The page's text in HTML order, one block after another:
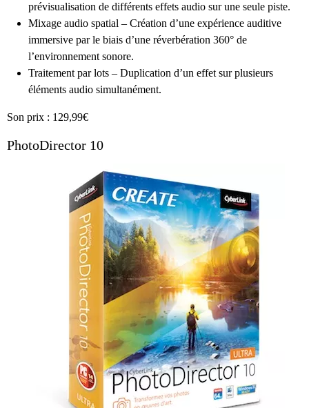
prévisualisation de différents effets audio sur une seule piste.
Mixage audio spatial – Création d’une expérience auditive
immersive par le biais d’une réverbération 360° de
l’environnement sonore.
Traitement par lots – Duplication d’un effet sur plusieurs
éléments audio simultanément.
Son prix : 129,99€
PhotoDirector 10